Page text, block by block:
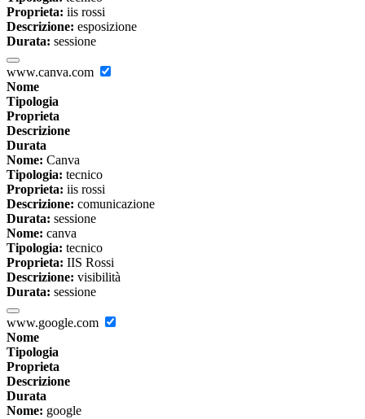
Proprieta: iis rossi
Descrizione: esposizione
Durata: sessione
www.canva.com
Nome
Tipologia
Proprieta
Descrizione
Durata
Nome: Canva
Tipologia: tecnico
Proprieta: iis rossi
Descrizione: comunicazione
Durata: sessione
Nome: canva
Tipologia: tecnico
Proprieta: IIS Rossi
Descrizione: visibilità
Durata: sessione
www.google.com
Nome
Tipologia
Proprieta
Descrizione
Durata
Nome: google